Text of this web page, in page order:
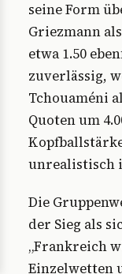
seine Form
Griezmann
etwa 1.50
zuverlässig,
Tchouaméni
Quoten um
unrealistisch
Die
der Sieg als
„Frankreich
Einzelwetten